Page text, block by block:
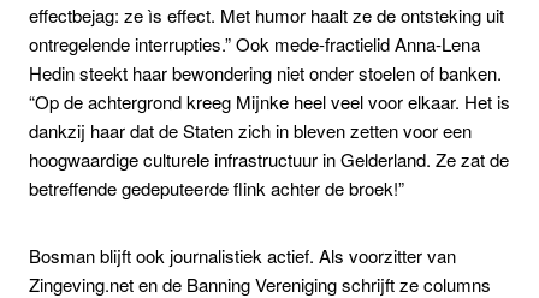
effectbejag: ze ìs effect. Met humor haalt ze de ontsteking uit
ontregelende interrupties.” Ook mede-fractielid Anna-Lena
Hedin steekt haar bewondering niet onder stoelen of banken.
“Op de achtergrond kreeg Mijnke heel veel voor elkaar. Het is
dankzij haar dat de Staten zich in bleven zetten voor een
hoogwaardige culturele infrastructuur in Gelderland. Ze zat de
betreffende gedeputeerde flink achter de broek!”
Bosman blijft ook journalistiek actief. Als voorzitter van
Zingeving.net en de Banning Vereniging schrijft ze columns